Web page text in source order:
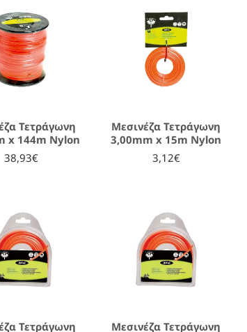
Τετράγωνη
x 144m Nylon
38,93€
Μεσινέζα Τετράγωνη
3,00mm x 15m Nylon
3,12€
Τετράγωνη Μεσινέζα Τετράγωνη